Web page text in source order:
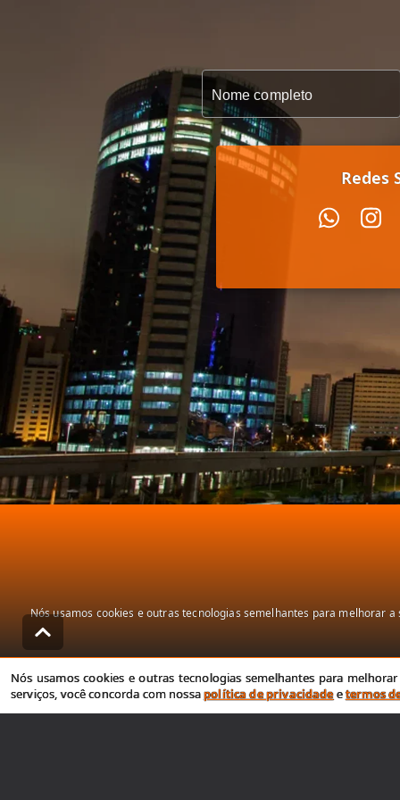
Redes
Nós usamos cookies e outras tecnologias semelhantes para melhorar
Nós usamos cookies e outras tecnologias semelhantes para
serviços, você concorda com nossapolítica de privacidadeetermos